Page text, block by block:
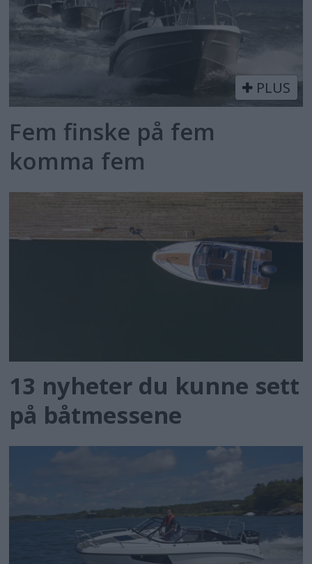
PLUS
Fem finske på fem
komma fem
13 nyheter du kunne sett
på båtmessene